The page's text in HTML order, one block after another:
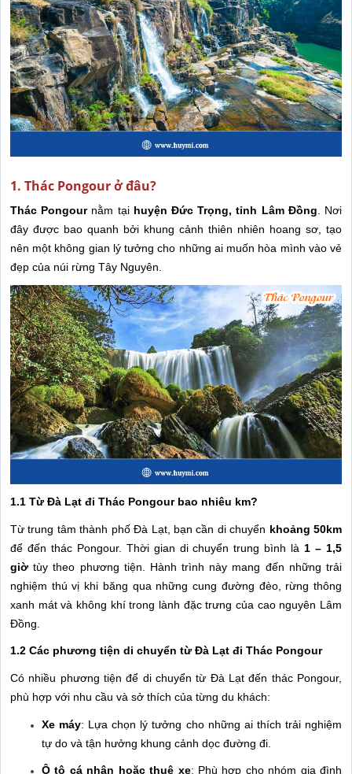
1. Thác Pongour ở đâu?
Thác Pongournằm tại huyện Đức Trọng, tỉnh Lâm Đồng . Nơi
đây được bao quanh bởi khung cảnh thiên nhiên hoang sơ, tạo
nên một không gian lý tưởng cho những ai muốn hòa mình vào vẻ
đẹp của núi rừng Tây Nguyên.
1.1 Từ Đà Lạt đi Thác Pongour bao nhiêu km?
Từ trung tâm thành phố Đà Lạt, bạn cần di chuyển khoảng 50km
để đến thác Pongour. Thời gian di chuyển trung bình là 1 – 1,5
giờ tùy theo phương tiện. Hành trình này mang đến những trải
nghiệm thú vị khi băng qua những cung đường đèo, rừng thông
xanh mát và không khí trong lành đặc trưng của cao nguyên Lâm
Đồng.
1.2 Các phương tiện di chuyển từ Đà Lạt đi Thác Pongour
Có nhiều phương tiện để di chuyển từ Đà Lạt đến thác Pongour,
phù hợp với nhu cầu và sở thích của từng du khách:
Xe máy: Lựa chọn lý tưởng cho những ai thích trải nghiệm
tự do và tận hưởng khung cảnh dọc đường đi.
Ô tô cá nhân hoặc thuê xe: Phù hợp cho nhóm gia đình